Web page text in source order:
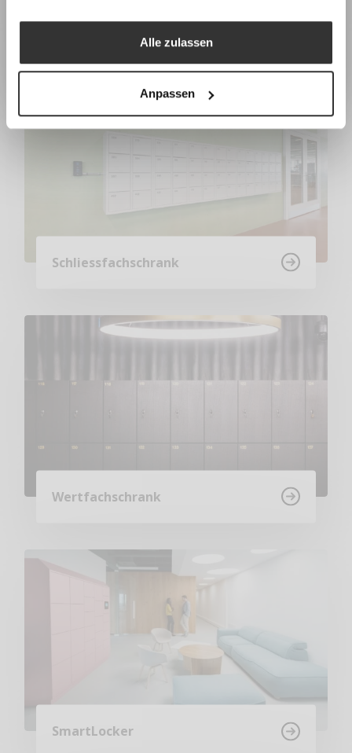
Alle zulassen
Anpassen
Fächerschränke
Schliessfachschrank
Wertfachschrank
SmartLocker
Mittwoch, 9. September 2026
Programm & Anmeldung
Earlybird-Preis bis 15. Juli 2026